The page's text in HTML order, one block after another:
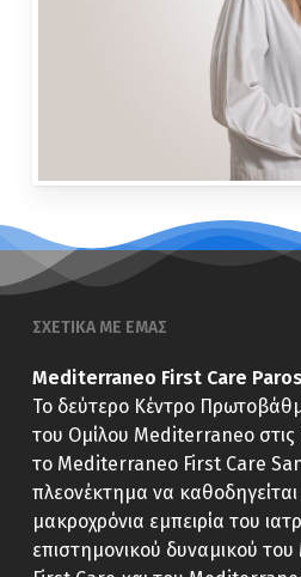
ΣΧΕΤΙΚΑ ΜΕ ΕΜΑΣ
Mediterraneo First Care Paros
Το δεύτερο Κέντρο
του Ομίλου Mediterraneo
το Mediterraneo First Care
πλεονέκτημα να
μακροχρόνια εμπειρία του
επιστημονικού δυναμικού